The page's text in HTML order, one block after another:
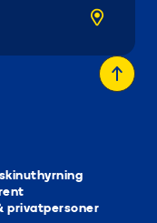
privatpersoner